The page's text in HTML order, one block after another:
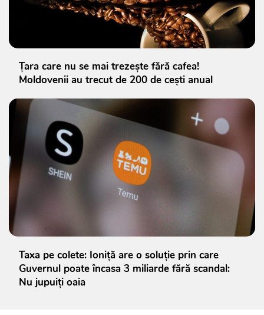
Țara care nu se mai trezește fără cafea!
Moldovenii au trecut de 200 de cești anual
Taxa pe colete: Ioniță are o soluție prin care
Guvernul poate încasa 3 miliarde fără scandal:
Nu jupuiți oaia